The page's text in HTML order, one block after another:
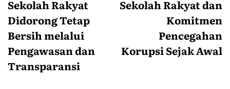
pos
Sekolah Rakyat
Didorong Tetap
Bersih melalui
Pengawasan dan
Transparansi
Sekolah Rakyat dan
Komitmen
Pencegahan
Korupsi Sejak Awal